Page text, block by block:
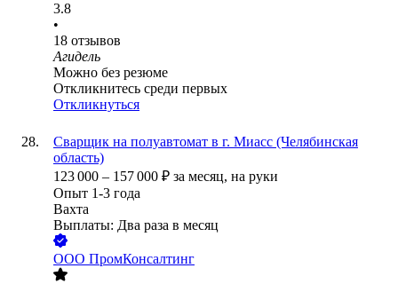
3.8
•
18 отзывов
Агидель
Можно без резюме
Откликнитесь среди первых
Откликнуться
Сварщик на полуавтомат в г. Миасс (Челябинская
область)
123 000 – 157 000 ₽ за месяц, на руки
Опыт 1-3 года
Вахта
Выплаты: Два раза в месяц
ООО ПромКонсалтинг